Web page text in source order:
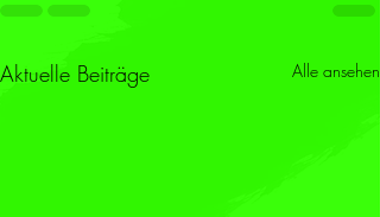
Aktuelle Beiträge Alle ansehen